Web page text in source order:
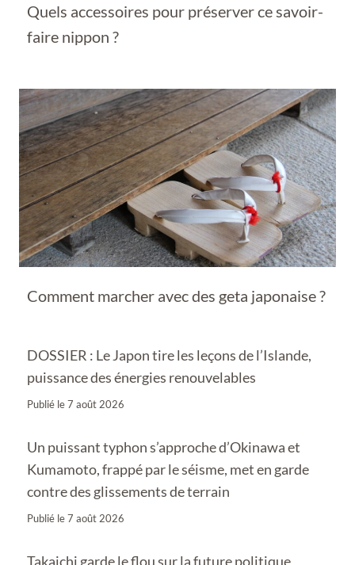
Quels accessoires pour préserver ce savoir-
faire nippon ?
Comment marcher avec des geta japonaise ?
DOSSIER : Le Japon tire les leçons de l’Islande,
puissance des énergies renouvelables
Publié le7 août 2026
Un puissant typhon s’approche d’Okinawa et
Kumamoto, frappé par le séisme, met en garde
contre des glissements de terrain
Publié le7 août 2026
Takaichi garde le flou sur la future politique